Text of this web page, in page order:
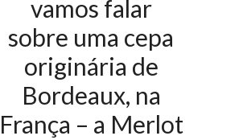
vamos falar
sobre uma cepa
originária de
Bordeaux, na
França – a Merlot